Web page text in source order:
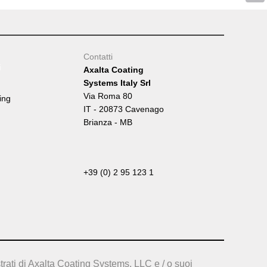
Contatti
Axalta Coating
Systems Italy Srl
Via Roma 80
IT - 20873 Cavenago
Brianza - MB
+39 (0) 2 95 123 1
di Axalta Coating Systems, LLC e / o suoi